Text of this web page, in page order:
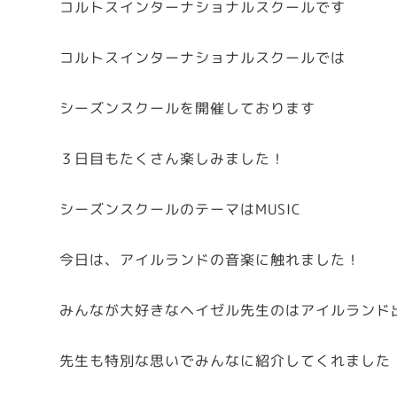
コルトスインターナショナルスクールです
コルトスインターナショナルスクールでは
シーズンスクールを開催しております
３日目もたくさん楽しみました！
シーズンスクールのテーマはMUSIC
今日は、アイルランドの音楽に触れました！
みんなが大好きなヘイゼル先生のはアイルランド
先生も特別な思いでみんなに紹介してくれました